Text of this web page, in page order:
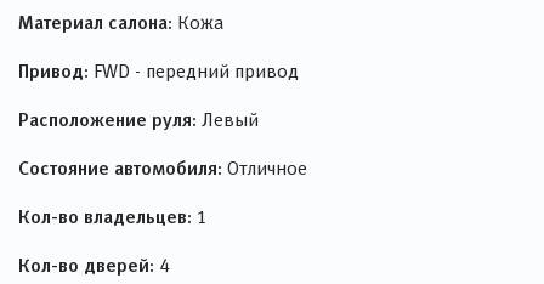
Материал салона: Кожа
Привод: FWD - передний привод
Расположение руля: Левый
Состояние автомобиля: Отличное
Кол-во владельцев: 1
Кол-во дверей: 4